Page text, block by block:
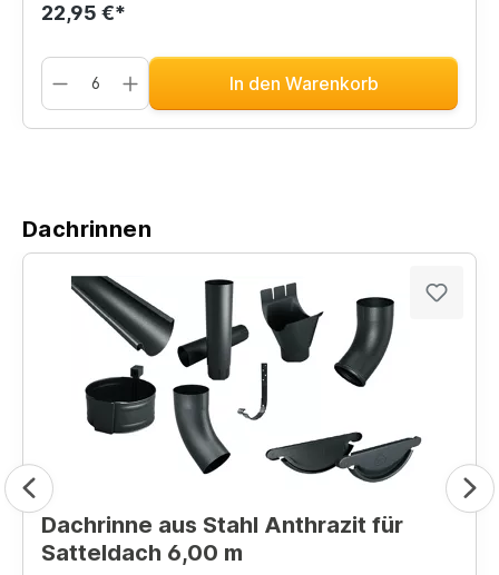
22,95 €*
In den Warenkorb
Dachrinnen
Dachrinne aus Stahl Anthrazit für
Satteldach 6,00 m